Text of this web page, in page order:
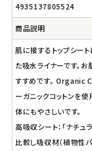
4935137805524
商品説明
肌に接するトップシー
た吸水ライナーです。
すすめです。 Organic
ーガニックコットンを
体にもやさしいです。
高吸収シート：「ナチュ
比較し吸収材（植物性